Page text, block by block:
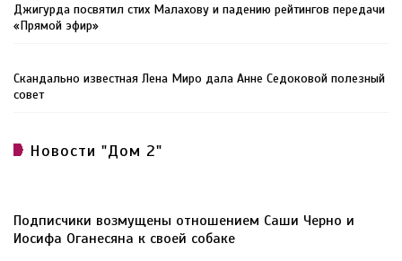
Джигурда посвятил стих Малахову и падению рейтингов передачи
«Прямой эфир»
Скандально известная Лена Миро дала Анне Седоковой полезный
совет
Новости "Дом 2"
Подписчики возмущены отношением Саши Черно и
Иосифа Оганесяна к своей собаке